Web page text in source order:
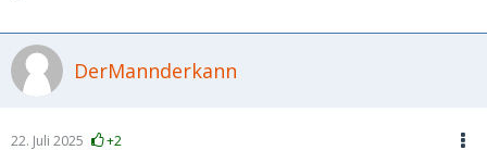
DerMannderkann
22. Juli 2025 +2